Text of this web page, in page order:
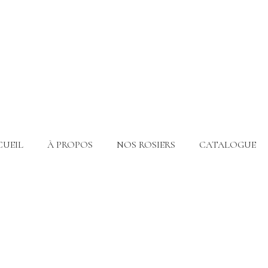
À PROPOS NOS ROSIERS CATALOGUE